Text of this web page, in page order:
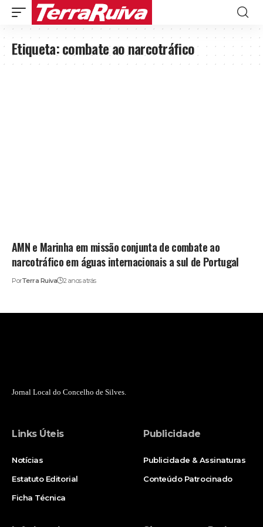
Etiqueta:combate ao narcotráfico
AMN e Marinha em missão conjunta de combate ao
narcotráfico em águas internacionais a sul de Portugal
PorTerra Ruiva 2 anos atrás
Jornal Local do Concelho de Silves.
Links Úteis
Notícias
Estatuto Editorial
Ficha Técnica
Publicidade
Publicidade & Assinaturas
Conteúdo Patrocinado